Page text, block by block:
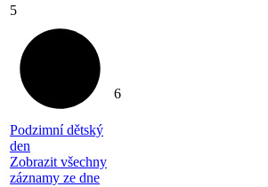
5
Podzimní dětský
den
Zobrazit všechny
záznamy ze dne
6